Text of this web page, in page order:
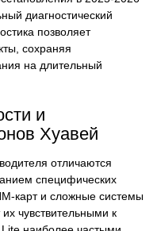
диагностический
позволяет
сохраняя
на длительный
и
Хуавей
отличаются
специфических
карт и сложные системы
чувствительными к